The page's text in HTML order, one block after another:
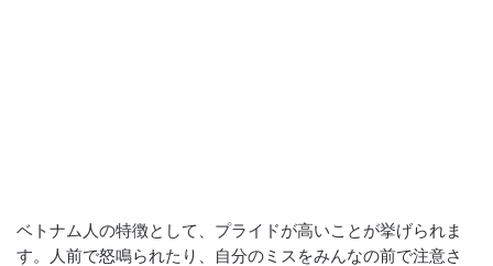
ベトナム人の特徴として、プライドが高いことが挙げられま
す。人前で怒鳴られたり、自分のミスをみんなの前で注意さ